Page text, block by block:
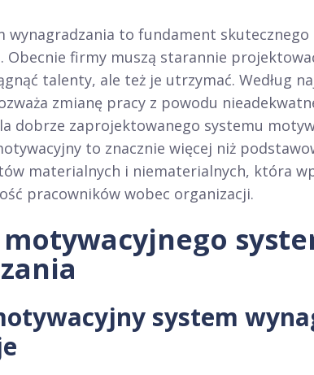
wynagradzania to fundament
Obecnie firmy muszą starannie
talenty, ale też je utrzymać. Według
zmianę pracy z powodu
dobrze zaprojektowanego systemu
to znacznie więcej niż
materialnych i niematerialnych, która
pracowników wobec organizacji.
system